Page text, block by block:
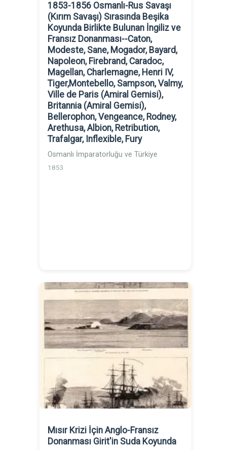
1853-1856 Osmanlı-Rus Savaşı
(Kırım Savaşı) Sırasında Beşika
Koyunda Birlikte Bulunan İngiliz ve
Fransız Donanması--Caton,
Modeste, Sane, Mogador, Bayard,
Napoleon, Firebrand, Caradoc,
Magellan, Charlemagne, Henri IV,
Tiger,Montebello, Sampson, Valmy,
Ville de Paris (Amiral Gemisi),
Britannia (Amiral Gemisi),
Bellerophon, Vengeance, Rodney,
Arethusa, Albion, Retribution,
Trafalgar, Inflexible, Fury
Osmanlı İmparatorluğu ve Türkiye
1853
Mısır Krizi İçin Anglo-Fransız
Donanması Girit'in Suda Koyunda